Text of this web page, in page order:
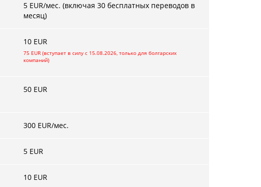
5 EUR/мес. (включая 30 бесплатных переводов в
месяц)
10 EUR
75 EUR (вступает в силу с 15.08.2026, только для болгарских
компаний)
50 EUR
300 EUR/мес.
5 EUR
10 EUR